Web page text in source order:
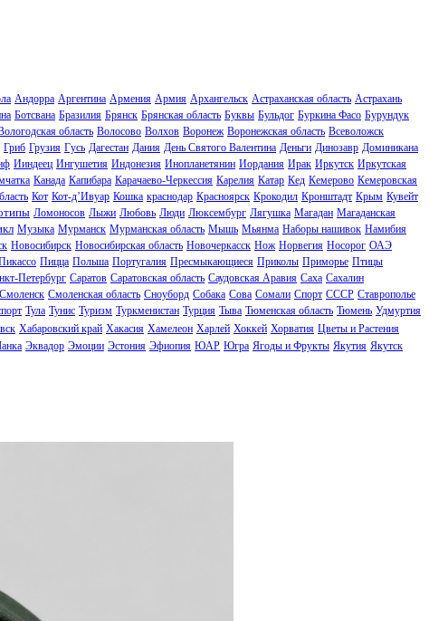
Андорра Аргентина Армения Армия Архангельск Астраханская область Астрахань
Ботсвана Бразилия Брянск Брянская область Буквы Бульдог Буркина Фасо Бурундук
область Волосово Волхов Воронеж Воронежская область Всеволожск
Гриб Грузия Гусь Дагестан Дания День Святого Валентина Деньги Динозавр Доминикана
Ииндеец Ингушетия Индонезия Инопланетянин Иордания Ирак Иркутск Иркутская
Канада Капибара Карачаево-Черкессия Карелия Катар Кед Кемерово Кемеровская
Кот Кот-д’Ивуар Кошка краснодар Красноярск Крокодил Кронштадт Крым Кувейт
Ломоносов Лыжи Любовь Люди Люксембург Лягушка Магадан Магаданская
Музыка Мурманск Мурманская область Мышь Мьянма Наборы нашивок Намибия
Новосибирск Новосибирская область Новочеркасск Нож Норвегия Носорог ОАЭ
Пицца Польша Португалия Пресмыкающиеся Приколы Приморье Птицы
Петербург Саратов Саратовская область Саудовская Аравия Саха Сахалин
Смоленск Смоленская область Сноуборд Собака Сова Сомали Спорт СССР Ставрополье
Тула Тунис Туризм Туркменистан Турция Тыва Тюменская область Тюмень Удмуртия
Хабаровский край Хакасия Хамелеон Харлей Хоккей Хорватия Цветы и Растения
Эквадор Эмоции Эстония Эфиопия ЮАР Югра Ягоды и Фрукты Якутия Якутск